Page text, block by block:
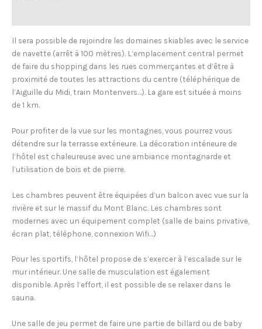
Il sera possible de rejoindre les domaines skiables avec le service
de navette (arrêt à 100 mètres). L’emplacement central permet
de faire du shopping dans les rues commerçantes et d’être à
proximité de toutes les attractions du centre (téléphérique de
l’Aiguille du Midi, train Montenvers…). La gare est située à moins
de 1 km.
Pour profiter de la vue sur les montagnes, vous pourrez vous
détendre sur la terrasse extérieure. La décoration intérieure de
l’hôtel est chaleureuse avec une ambiance montagnarde et
l’utilisation de bois et de pierre.
Les chambres peuvent être équipées d’un balcon avec vue sur la
rivière et sur le massif du Mont Blanc. Les chambres sont
modernes avec un équipement complet (salle de bains privative,
écran plat, téléphone, connexion Wifi…)
Pour les sportifs, l’hôtel propose de s’exercer à l’escalade sur le
mur intérieur. Une salle de musculation est également
disponible. Après l’effort, il est possible de se relaxer dans le
sauna.
Une salle de jeu permet de faire une partie de billard ou de baby